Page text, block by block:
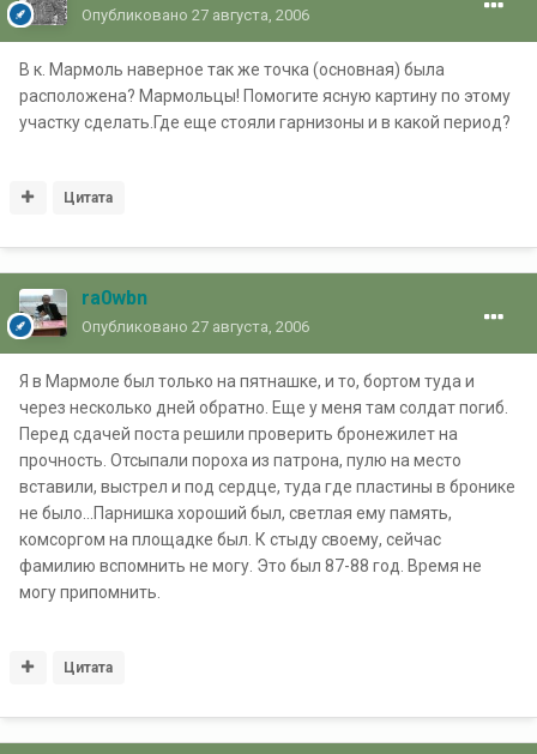
Опубликовано 27 августа, 2006
В к. Мармоль наверное так же точка (основная) была
расположена? Мармольцы! Помогите ясную картину по этому
участку сделать.Где еще стояли гарнизоны и в какой период?
Цитата
ra0wbn
Опубликовано 27 августа, 2006
Я в Мармоле был только на пятнашке, и то, бортом туда и
через несколько дней обратно. Еще у меня там солдат погиб.
Перед сдачей поста решили проверить бронежилет на
прочность. Отсыпали пороха из патрона, пулю на место
вставили, выстрел и под сердце, туда где пластины в бронике
не было...Парнишка хороший был, светлая ему память,
комсоргом на площадке был. К стыду своему, сейчас
фамилию вспомнить не могу. Это был 87-88 год. Время не
могу припомнить.
Цитата